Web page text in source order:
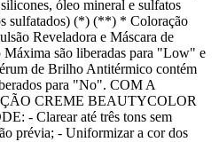
óleo mineral e sulfatos
sulfatados) (*) (**) * Coloração
Reveladora e Máscara de
Máxima são liberadas para "Low" e
de Brilho Antitérmico contém
para "No". COM A
CREME BEAUTYCOLOR
- Clarear até três tons sem
prévia; - Uniformizar a cor dos